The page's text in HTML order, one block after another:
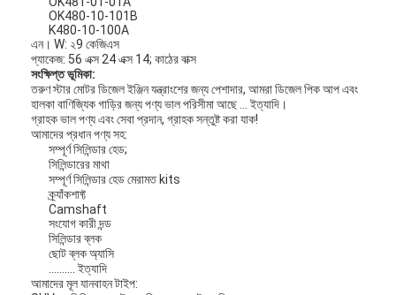
OK480-10-101B
K480-10-100A
এন। W: ২9 কেজিএস
প্যাকেজ: 56 এক্স 24 এক্স 14; কাঠের বাক্স
সংক্ষিপ্ত ভূমিকা:
তরুণ স্টার মোটর ডিজেল ইঞ্জিন যন্ত্রাংশের জন্য পেশাদার, আমরা ডিজেল পিক আপ এবং
হালকা বাণিজ্যিক গাড়ির জন্য পণ্য ভাল পরিসীমা আছে ... ইত্যাদি।
গ্রাহক ভাল পণ্য এবং সেবা প্রদান, গ্রাহক সন্তুষ্ট করা যাক!
আমাদের প্রধান পণ্য সহ:
সম্পূর্ণ সিলিন্ডার হেড;
সিলিন্ডারের মাথা
সম্পূর্ণ সিলিন্ডার হেড মেরামত kits
ক্র্যাঁকশাফ্ট
Camshaft
সংযোগ কারী দন্ড
সিলিন্ডার ব্লক
ছোট ব্লক অ্যাসি
.......... ইত্যাদি
আমাদের মূল যানবাহন টাইপ: